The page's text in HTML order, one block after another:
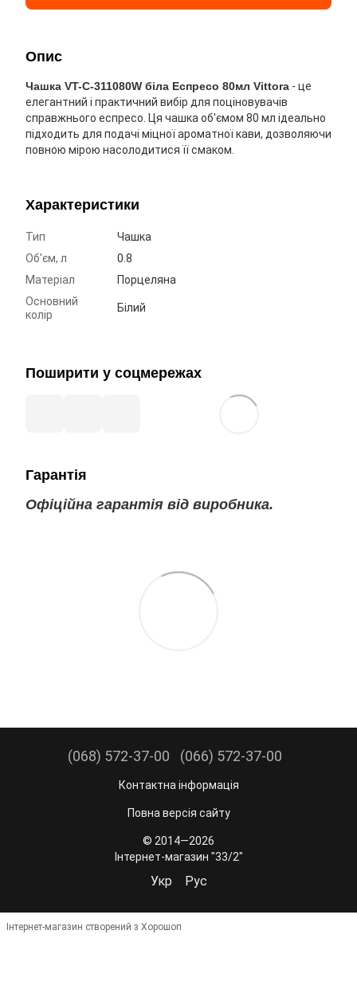
Опис
Чашка VT-C-311080W біла Еспресо 80мл Vittora - це
елегантний і практичний вибір для поціновувачів
справжнього еспресо. Ця чашка об'ємом 80 мл ідеально
підходить для подачі міцної ароматної кави, дозволяючи
повною мірою насолодитися її смаком.
Характеристики
Тип
Чашка
Об'єм, л
0.8
Матеріал
Порцеляна
Основний
колір
Білий
Поширити у соцмережах
Гарантія
Офіційна гарантія від виробника.
(068) 572-37-00 (066) 572-37-00
Контактна інформація
Повна версія сайту
© 2014—2026
Інтернет-магазин "33/2"
Укр Рус
Інтернет-магазин створений з Хорошоп